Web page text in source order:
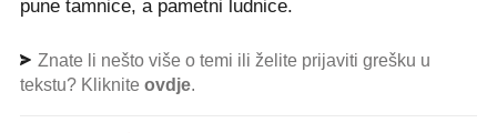
pune tamnice, a pametni ludnice.
Znate li nešto više o temi ili želite prijaviti grešku u
tekstu? Kliknite ovdje.